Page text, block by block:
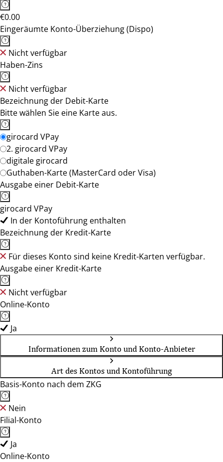
€0.00
Eingeräumte Konto-Überziehung (Dispo)
Nicht verfügbar
Haben-Zins
Nicht verfügbar
Bezeichnung der Debit-Karte
Bitte wählen Sie eine Karte aus.
girocard VPay
2. girocard VPay
digitale girocard
Guthaben-Karte (MasterCard oder Visa)
Ausgabe einer Debit-Karte
girocard VPay
In der Kontoführung enthalten
Bezeichnung der Kredit-Karte
Für dieses Konto sind keine Kredit-Karten verfügbar.
Ausgabe einer Kredit-Karte
Nicht verfügbar
Online-Konto
Ja
Informationen zum Konto und Konto-Anbieter
Art des Kontos und Kontoführung
Basis-Konto nach dem ZKG
Nein
Filial-Konto
Ja
Online-Konto